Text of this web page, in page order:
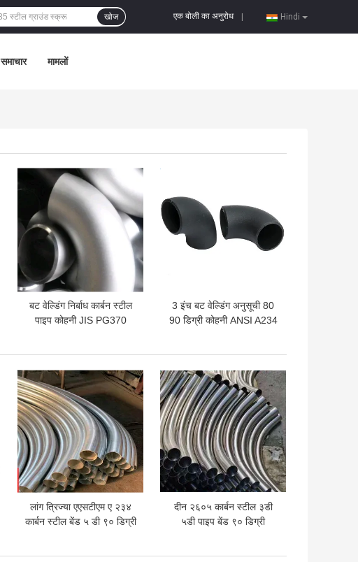
Hindi
एक बोली का अनुरोध
खोज
समाचार मामलों
बट वेल्डिंग निर्बाध कार्बन स्टील
पाइप कोहनी JIS PG370
सबसे अच्छी कीमत
3 इंच बट वेल्डिंग अनुसूची 80
90 डिग्री कोहनी ANSI A234
लांग त्रिज्या एएसटीएम ए २३४
कार्बन स्टील बेंड ५ डी ९० डिग्री
सबसे अच्छी कीमत
दीन २६०५ कार्बन स्टील ३डी
५डी पाइप बेंड ९० डिग्री
सबसे अच्छी कीमत